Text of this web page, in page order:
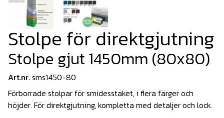
Stolpe för direktgjutning
Stolpe gjut 1450mm (80x80)
Art.nr.sms1450-80
Förborrade stolpar för smidesstaket, i flera färger och
höjder. För direktgjutning, kompletta med detaljer och lock.